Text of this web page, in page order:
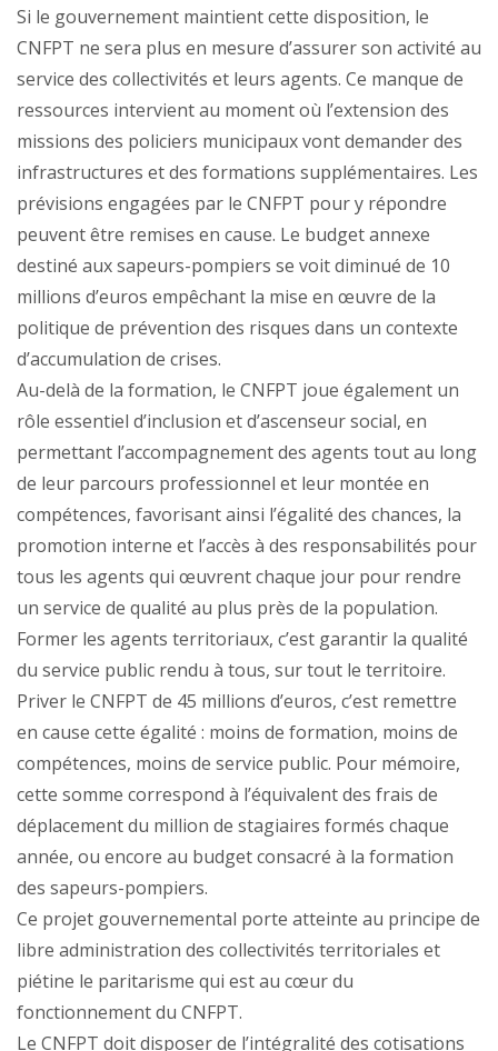
Si le gouvernement maintient cette disposition, le
CNFPT ne sera plus en mesure d’assurer son activité au
service des collectivités et leurs agents. Ce manque de
ressources intervient au moment où l’extension des
missions des policiers municipaux vont demander des
infrastructures et des formations supplémentaires. Les
prévisions engagées par le CNFPT pour y répondre
peuvent être remises en cause. Le budget annexe
destiné aux sapeurs-pompiers se voit diminué de 10
millions d’euros empêchant la mise en œuvre de la
politique de prévention des risques dans un contexte
d’accumulation de crises.
Au-delà de la formation, le CNFPT joue également un
rôle essentiel d’inclusion et d’ascenseur social, en
permettant l’accompagnement des agents tout au long
de leur parcours professionnel et leur montée en
compétences, favorisant ainsi l’égalité des chances, la
promotion interne et l’accès à des responsabilités pour
tous les agents qui œuvrent chaque jour pour rendre
un service de qualité au plus près de la population.
Former les agents territoriaux, c’est garantir la qualité
du service public rendu à tous, sur tout le territoire.
Priver le CNFPT de 45 millions d’euros, c’est remettre
en cause cette égalité : moins de formation, moins de
compétences, moins de service public. Pour mémoire,
cette somme correspond à l’équivalent des frais de
déplacement du million de stagiaires formés chaque
année, ou encore au budget consacré à la formation
des sapeurs-pompiers.
Ce projet gouvernemental porte atteinte au principe de
libre administration des collectivités territoriales et
piétine le paritarisme qui est au cœur du
fonctionnement du CNFPT.
Le CNFPT doit disposer de l’intégralité des cotisations